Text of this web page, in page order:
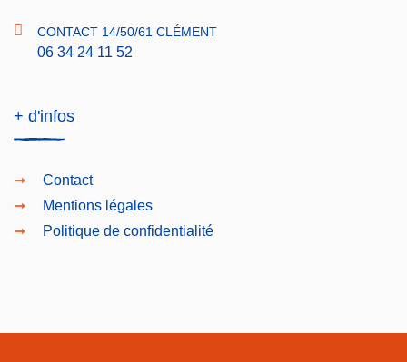
CONTACT 14/50/61 CLÉMENT
06 34 24 11 52
+ d'infos
Contact
Mentions légales
Politique de confidentialité